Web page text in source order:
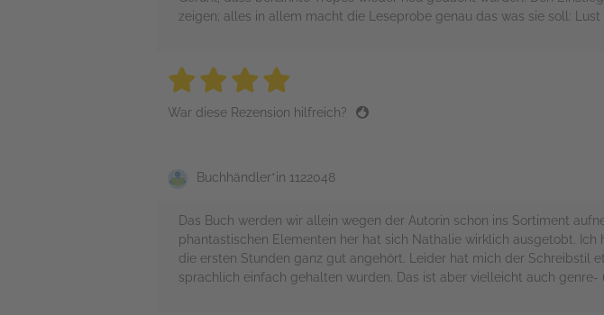
zeigen; alles in allem macht die Leseprobe genau das was sie soll:
4 stars
4 stars
4 stars
War diese Rezension hilfreich?
Buchhändler*in 1122048
Das Buch werden wir allein wegen der Autorin schon ins Sortiment
phantastischen Elementen her hat sich Nathalie wirklich ausgetobt.
die ersten Stunden ganz gut angehört. Leider hat mich der Schreibstil
sprachlich einfach gehalten wurden. Das ist aber vielleicht auch genre-